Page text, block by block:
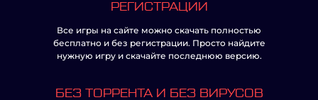
РЕГИСТРАЦИИ
Все игры на сайте можно скачать полностью
бесплатно и без регистрации. Просто найдите
нужную игру и скачайте последнюю версию.
БЕЗ ТОРРЕНТА И БЕЗ ВИРУСОВ